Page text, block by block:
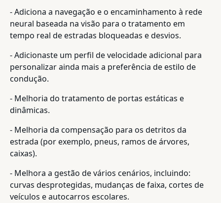
- Adiciona a navegação e o encaminhamento à rede
neural baseada na visão para o tratamento em
tempo real de estradas bloqueadas e desvios.
- Adicionaste um perfil de velocidade adicional para
personalizar ainda mais a preferência de estilo de
condução.
- Melhoria do tratamento de portas estáticas e
dinâmicas.
- Melhoria da compensação para os detritos da
estrada (por exemplo, pneus, ramos de árvores,
caixas).
- Melhora a gestão de vários cenários, incluindo:
curvas desprotegidas, mudanças de faixa, cortes de
veículos e autocarros escolares.